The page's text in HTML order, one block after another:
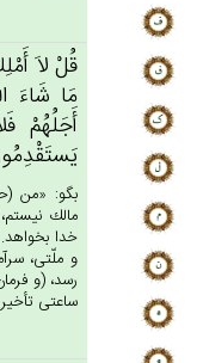
قُل‌ْ لاَ
مَا شَاءَ
أَجَلُهُم‌ْ
بگو: «من
مالك
خدا
و ملّتى،
رسد، (و
ساعتى تأخير